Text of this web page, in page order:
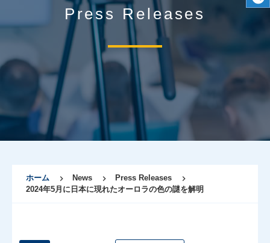
Press Releases
ホーム News
Press Releases
2024年5月に日本に現れたオーロラの色の謎を解明